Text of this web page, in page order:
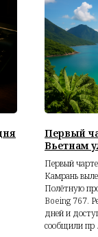
Первый
Вьетнам
Первый
Камрань
Полётную
Boeing 767.
дней и
сообщили пр